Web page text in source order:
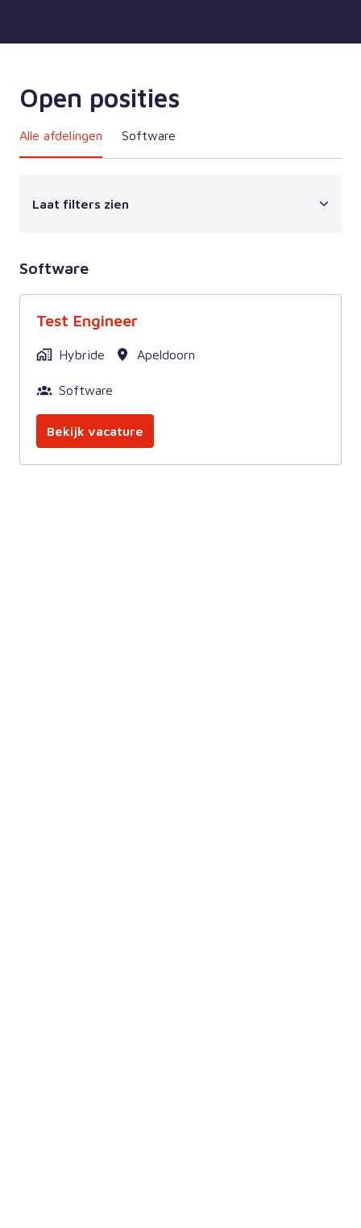
Open posities
Alle afdelingen Software
Laat filters zien
Software
Test Engineer
Hybride Apeldoorn
Software
Bekijk vacature